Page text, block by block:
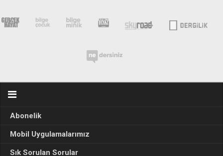
Abonelik
Mobil Uygulamalarımız
Sık Sorulan Sorular